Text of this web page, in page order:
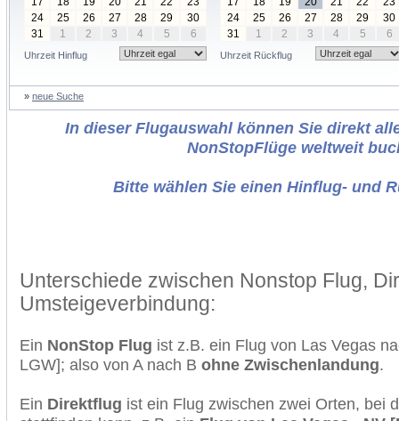
24
25 26 27 28 29
30
31
1 2 3 4 5 6
Uhrzeit Hinflug
24
25 26 27 28 29
30
31
1 2 3 4 5 6
Uhrzeit Rückflug
» neue Suche
In dieser Flugauswahl können Sie direkt
NonStopFlüge weltweit
Bitte wählen Sie einen Hinflug- und
Unterschiede zwischen Nonstop Flug,
Umsteigeverbindung:
Ein NonStop Flug ist z.B. ein Flug von Las Vegas
LGW]; also von A nach B ohne Zwischenlandung.
Ein Direktflug ist ein Flug zwischen zwei Orten, bei